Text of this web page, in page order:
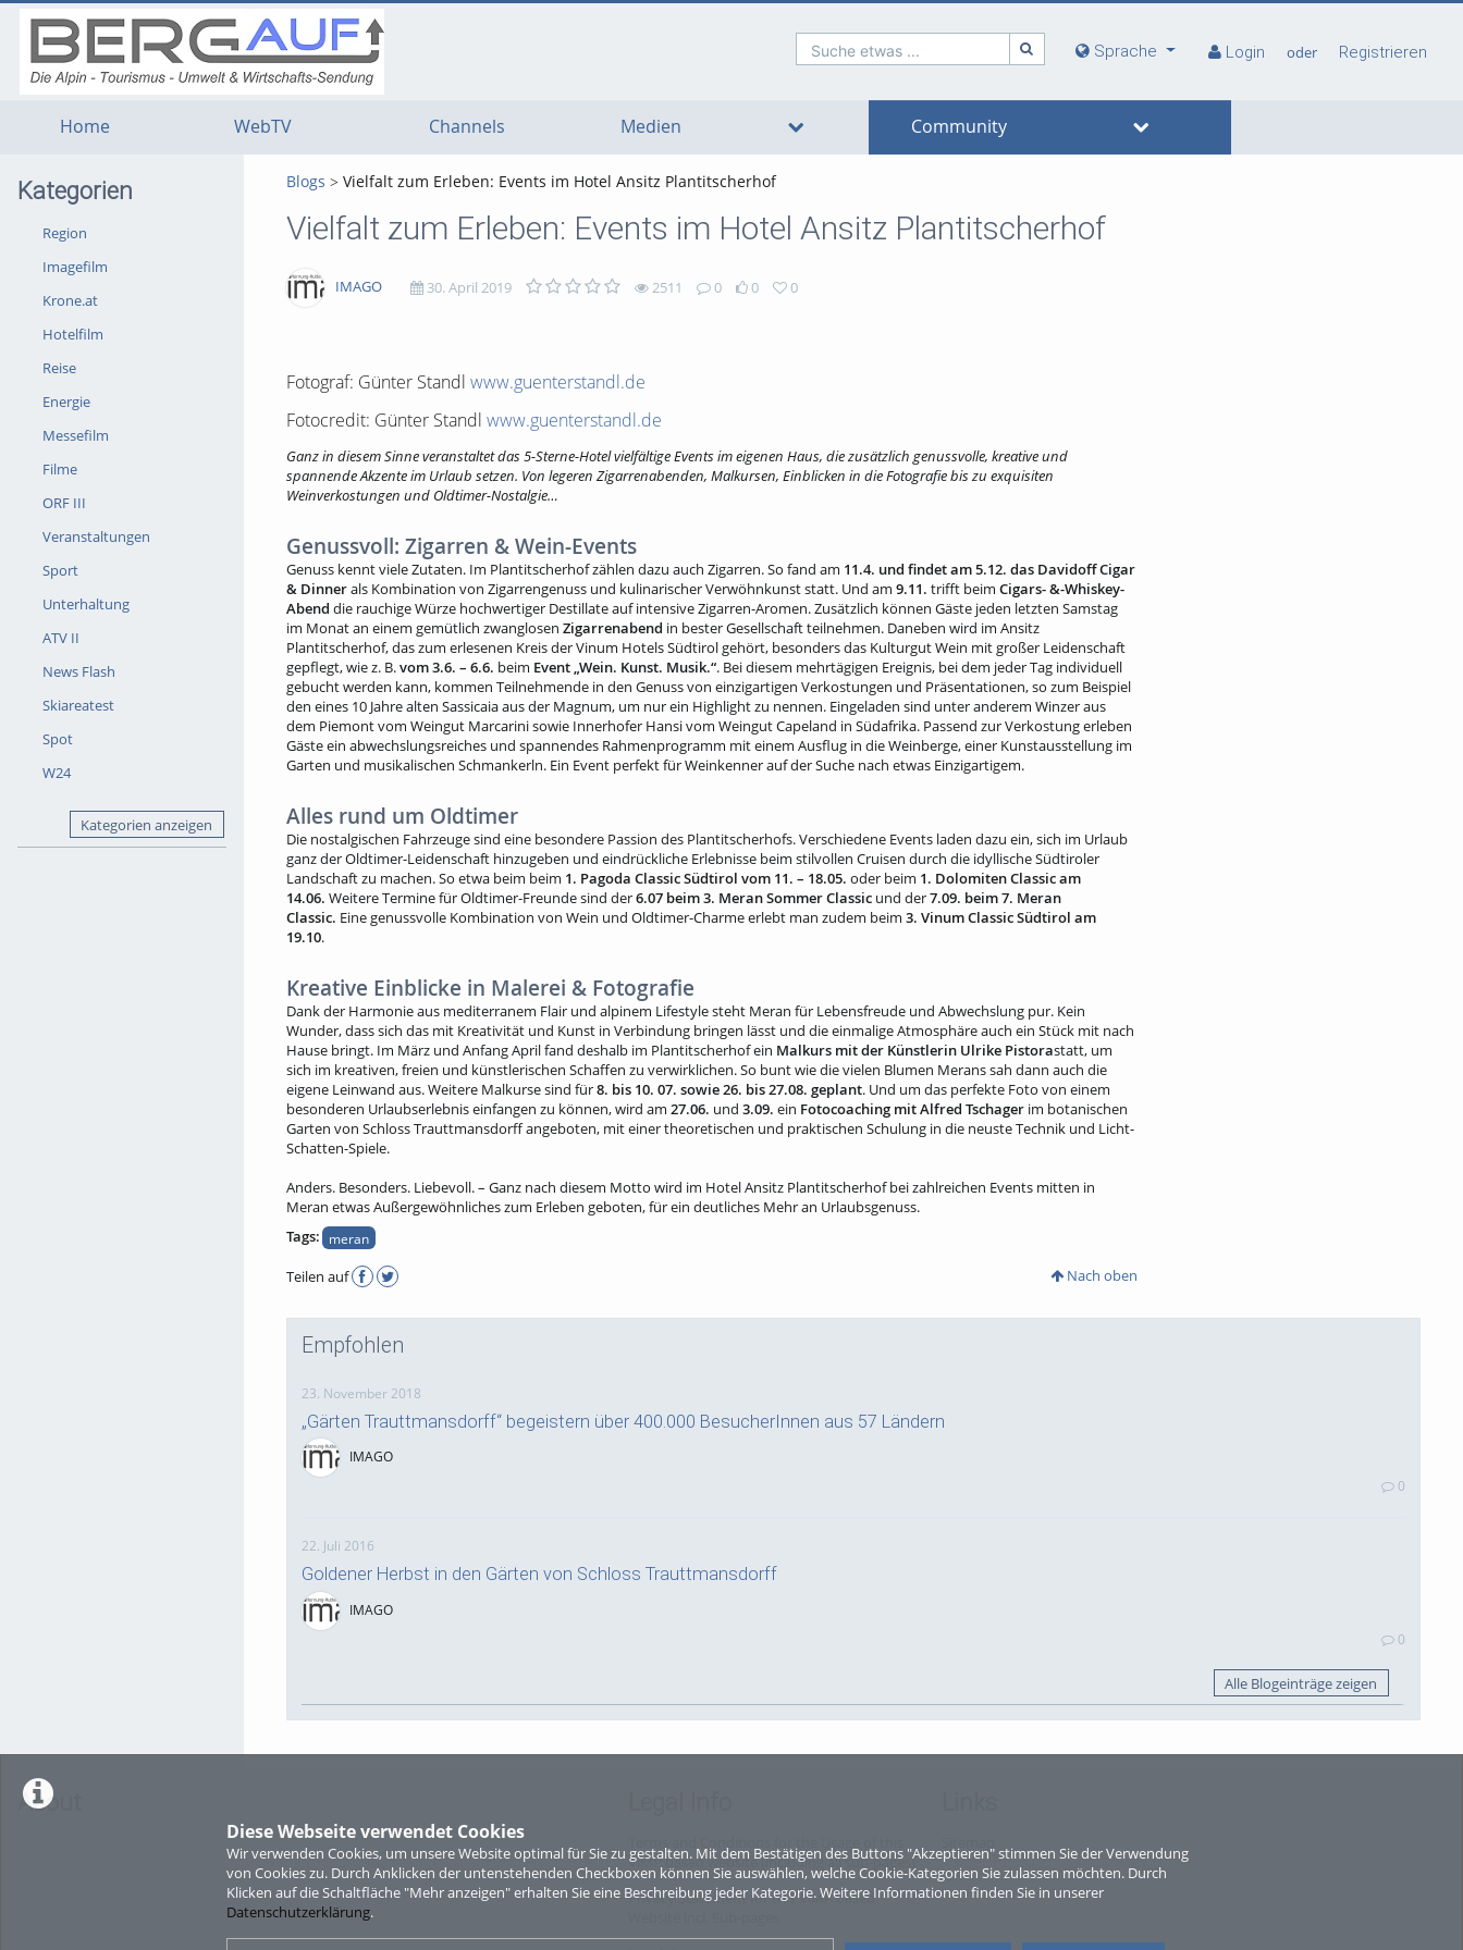
Diese Webseite verwendet Cookies
Wir verwenden Cookies, um unsere Website optimal für Sie zu gestalten. Mit dem Bestätigen des Buttons "Akzeptieren" stimmen Sie der Verwendung
von Cookies zu. Durch Anklicken der untenstehenden Checkboxen können Sie auswählen, welche Cookie-Kategorien Sie zulassen möchten. Durch
Klicken auf die Schaltfläche "Mehr anzeigen" erhalten Sie eine Beschreibung jeder Kategorie. Weitere Informationen finden Sie in unserer
Datenschutzerklärung.
Suche etwas ... Sprache Login oder Registrieren
Home WebTV Channels Medien Community
Kategorien
Region
Imagefilm
Krone.at
Hotelfilm
Reise
Energie
Messefilm
Filme
ORF III
Veranstaltungen
Sport
Unterhaltung
ATV II
News Flash
Skiareatest
Spot
W24
Kategorien anzeigen
Blogs Vielfalt zum Erleben: Events im Hotel Ansitz Plantitscherhof
Vielfalt zum Erleben: Events im Hotel Ansitz Plantitscherhof
IMAGO 30. April 2019 2511 0
Kommentare
0 0
favoritesFotograf: Günter Standl www.guenterstandl.de
Fotocredit: Günter Standl www.guenterstandl.de
Ganz in diesem Sinne veranstaltet das 5-Sterne-Hotel vielfältige Events im eigenen Haus, die zusätzlich genussvolle, kreative und
spannende Akzente im Urlaub setzen. Von legeren Zigarrenabenden, Malkursen, Einblicken in die Fotografie bis zu exquisiten
Weinverkostungen und Oldtimer-Nostalgie…
Genussvoll: Zigarren & Wein-Events
Genuss kennt viele Zutaten. Im Plantitscherhof zählen dazu auch Zigarren. So fand am 11.4. und findet am 5.12. das Davidoff Cigar
& Dinnerals Kombination von Zigarrengenuss und kulinarischer Verwöhnkunst statt. Und am 9.11. trifft beim Cigars- &-Whiskey-
Abend die rauchige Würze hochwertiger Destillate auf intensive Zigarren-Aromen. Zusätzlich können Gäste jeden letzten Samstag
im Monat an einem gemütlich zwanglosen Zigarrenabend in bester Gesellschaft teilnehmen. Daneben wird im Ansitz
Plantitscherhof, das zum erlesenen Kreis der Vinum Hotels Südtirol gehört, besonders das Kulturgut Wein mit großer Leidenschaft
gepflegt, wie z. B.vom 3.6. – 6.6. beim Event „Wein. Kunst. Musik.“. Bei diesem mehrtägigen Ereignis, bei dem jeder Tag individuell
gebucht werden kann, kommen Teilnehmende in den Genuss von einzigartigen Verkostungen und Präsentationen, so zum Beispiel
den eines 10 Jahre alten Sassicaia aus der Magnum, um nur ein Highlight zu nennen. Eingeladen sind unter anderem Winzer aus
dem Piemont vom Weingut Marcarini sowie Innerhofer Hansi vom Weingut Capeland in Südafrika. Passend zur Verkostung erleben
Gäste ein abwechslungsreiches und spannendes Rahmenprogramm mit einem Ausflug in die Weinberge, einer Kunstausstellung im
Garten und musikalischen Schmankerln. Ein Event perfekt für Weinkenner auf der Suche nach etwas Einzigartigem.
Alles rund um Oldtimer
Die nostalgischen Fahrzeuge sind eine besondere Passion des Plantitscherhofs. Verschiedene Events laden dazu ein, sich im Urlaub
ganz der Oldtimer-Leidenschaft hinzugeben und eindrückliche Erlebnisse beim stilvollen Cruisen durch die idyllische Südtiroler
Landschaft zu machen. So etwa beim beim 1. Pagoda Classic Südtirol vom 11. – 18.05. oder beim 1. Dolomiten Classic am
14.06. Weitere Termine für Oldtimer-Freunde sind der6.07 beim 3. Meran Sommer Classic und der7.09. beim 7. Meran
Classic. Eine genussvolle Kombination von Wein und Oldtimer-Charme erlebt man zudem beim 3. Vinum Classic Südtirol am
19.10.
Kreative Einblicke in Malerei & Fotografie
Dank der Harmonie aus mediterranem Flair und alpinem Lifestyle steht Meran für Lebensfreude und Abwechslung pur. Kein
Wunder, dass sich das mit Kreativität und Kunst in Verbindung bringen lässt und die einmalige Atmosphäre auch ein Stück mit nach
Hause bringt. Im März und Anfang April fand deshalb im Plantitscherhof ein Malkurs mit der Künstlerin Ulrike Pistorastatt, um
sich im kreativen, freien und künstlerischen Schaffen zu verwirklichen. So bunt wie die vielen Blumen Merans sah dann auch die
eigene Leinwand aus. Weitere Malkurse sind für8. bis 10. 07. sowie 26. bis 27.08. geplant. Und um das perfekte Foto von einem
besonderen Urlaubserlebnis einfangen zu können, wird am 27.06. und 3.09. ein Fotocoaching mit Alfred Tschager im botanischen
Garten von Schloss Trauttmansdorff angeboten, mit einer theoretischen und praktischen Schulung in die neuste Technik und Licht-
Schatten-Spiele.
Anders. Besonders. Liebevoll. – Ganz nach diesem Motto wird im Hotel Ansitz Plantitscherhof bei zahlreichen Events mitten in
Meran etwas Außergewöhnliches zum Erleben geboten, für ein deutliches Mehr an Urlaubsgenuss.
Tags:
meran
Teilen auf Nach oben
Empfohlen
23. November 2018
„Gärten Trauttmansdorff“ begeistern über 400.000 BesucherInnen aus 57 Ländern
IMAGO
0
22. Juli 2016
Goldener Herbst in den Gärten von Schloss Trauttmansdorff
IMAGO
0
Alle Blogeinträge zeigen
About
ViMP based website (including all sub-pages)
Privacy Statement for this ViMP based